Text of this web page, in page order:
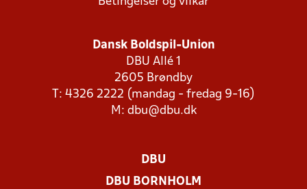
Dansk Boldspil-Union
DBU Allé 1
2605 Brøndby
T: 4326 2222 (mandag - fredag 9-16)
M: dbu@dbu.dk
DBU
DBU BORNHOLM